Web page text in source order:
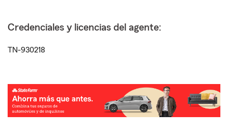
Credenciales y licencias del agente:
TN-930218